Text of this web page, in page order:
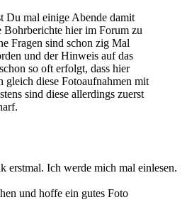
Du mal einige Abende damit
Bohrberichte hier im Forum zu
Fragen sind schon zig Mal
und der Hinweis auf das
so oft erfolgt, dass hier
gleich diese Fotoaufnahmen mit
sind diese allerdings zuerst
erstmal. Ich werde mich mal einlesen.
und hoffe ein gutes Foto